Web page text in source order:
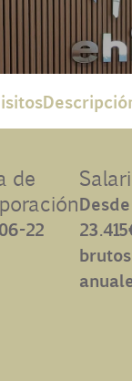
de
22
Desde
brutos